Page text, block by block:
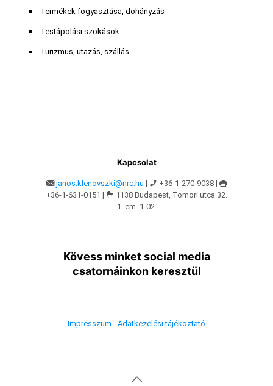
Termékek fogyasztása, dohányzás
Testápolási szokások
Turizmus, utazás, szállás
Kapcsolat
janos.klenovszki@nrc.hu |
+36-1-270-9038 |
+36-1-631-0151 |
1138 Budapest, Tomori utca 32.
1. em. 1-02.
Kövess minket social media
csatornáinkon keresztül
Impresszum - Adatkezelési tájékoztató